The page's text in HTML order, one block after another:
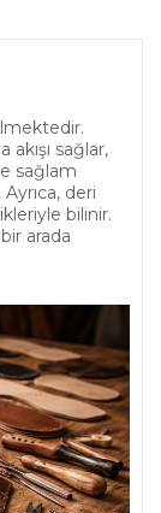
sağlar,
sağlam
deri
bilinir.
arada